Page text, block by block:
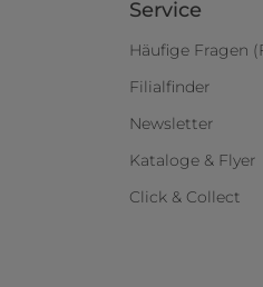
Service
Häufige Fragen
Filialfinder
Newsletter
Kataloge & Flyer
Click & Collect